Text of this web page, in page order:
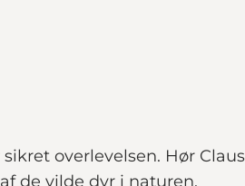
overlevelsen. Hør
de vilde dyr i naturen.